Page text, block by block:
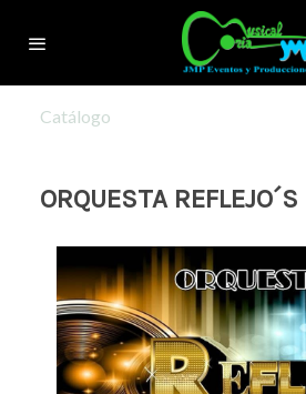
Catálogo
ORQUESTA